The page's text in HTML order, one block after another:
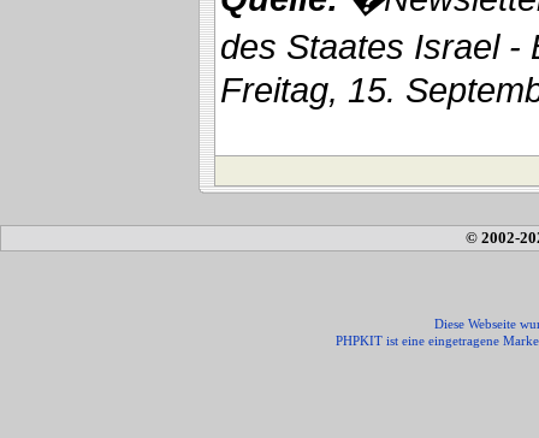
des Staates Israel
Freitag, 15.
© 2002-
Diese Webseite
PHPKIT ist eine eingetragene